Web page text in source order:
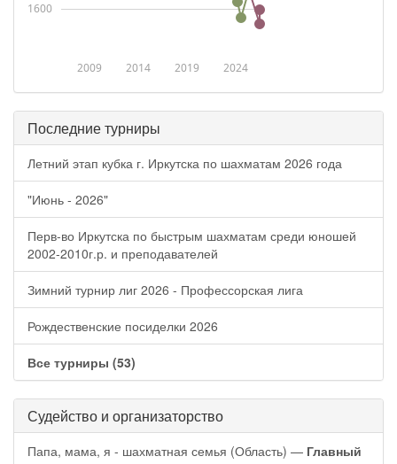
2009 2014 2019 2024
1600
Последние турниры
Летний этап кубка г. Иркутска по шахматам 2026 года
"Июнь - 2026"
Перв-во Иркутска по быстрым шахматам среди юношей
2002-2010г.р. и преподавателей
Зимний турнир лиг 2026 - Профессорская лига
Рождественские посиделки 2026
Все турниры (53)
Судейство и организаторство
Папа, мама, я - шахматная семья (Область) — Главный